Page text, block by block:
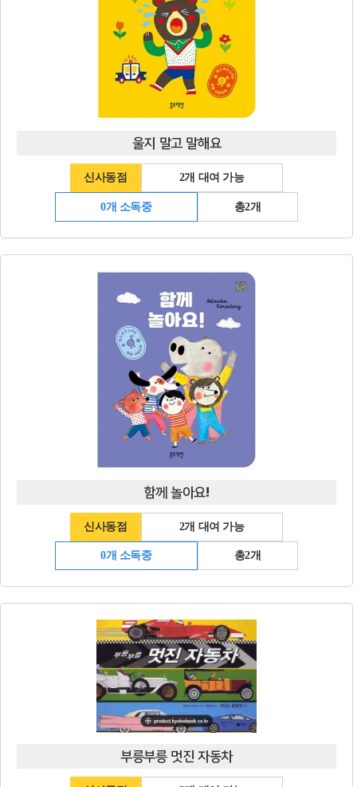
울지 말고 말해요
신사동점 2개 대여 가능
0개 소독중 총2개
함께 놀아요!
신사동점 2개 대여 가능
0개 소독중 총2개
부릉부릉 멋진 자동차